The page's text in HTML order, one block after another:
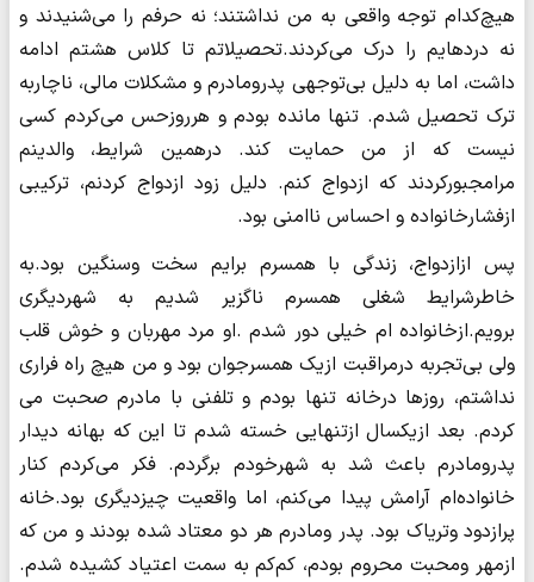
هیچ‌کدام توجه واقعی به من نداشتند؛ نه حرفم را می‌شنیدند و
نه دردهایم را درک می‌کردند.تحصیلاتم تا کلاس هشتم ادامه
داشت، اما به دلیل بی‌توجهی پدرومادرم و مشکلات مالی، ناچاربه
ترک تحصیل شدم. تنها مانده بودم و هرروزحس می‌کردم کسی
نیست که از من حمایت کند. درهمین شرایط، والدینم
مرامجبورکردند که ازدواج کنم. دلیل زود ازدواج کردنم، ترکیبی
ازفشارخانواده و احساس ناامنی بود.
پس ازازدواج، زندگی با همسرم برایم سخت وسنگین بود.به
خاطرشرایط شغلی همسرم ناگزیر شدیم به شهردیگری
برویم.ازخانواده ام خیلی دور شدم .او مرد مهربان و خوش قلب
ولی بی‌تجربه‌ درمراقبت ازیک همسرجوان بود و من هیچ راه فراری
نداشتم، روزها درخانه تنها بودم و تلفنی با مادرم صحبت می
کردم. بعد ازیکسال ازتنهایی خسته شدم تا این که بهانه دیدار
پدرومادرم باعث شد به شهرخودم برگردم. فکر می‌کردم کنار
خانواده‌ام آرامش پیدا می‌کنم، اما واقعیت چیزدیگری بود.خانه
پرازدود وتریاک بود. پدر ومادرم هر دو معتاد شده بودند و من که
ازمهر ومحبت محروم بودم، کم‌کم به سمت اعتیاد کشیده شدم.